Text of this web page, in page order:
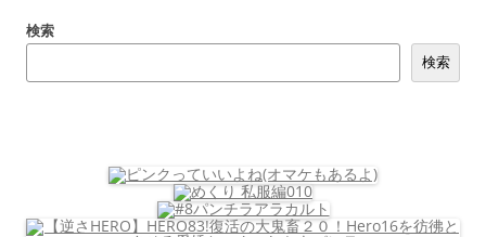
検索
検索